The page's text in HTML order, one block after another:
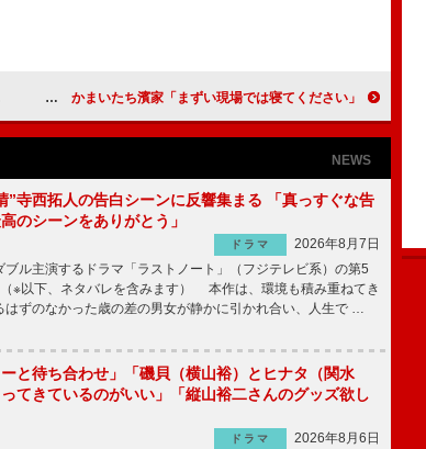
プラス・マイナス岩橋「痛くない“どつき方”を学びたい」 かまいたち濱家「まずい現場では寝てください」
NEWS
”寺西拓人の告白シーンに反響集まる 「真っすぐな告
のシーンをありがとう」
ドラマ
2026年8月7日
ル主演するドラマ「ラストノート」（フジテレビ系）の第5
※以下、ネタバレを含みます） 本作は、環境も積み重ねてき
ずのなかった歳の差の男女が静かに引かれ合い、人生で …
ーと待ち合わせ」「磯貝（横山裕）とヒナタ（関水
てきているのがいい」「縦山裕二さんのグッズ欲し
ドラマ
2026年8月6日